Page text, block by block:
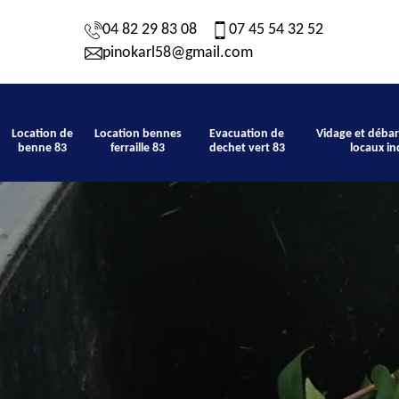
04 82 29 83 08
07 45 54 32 52
pinokarl58@gmail.com
Location de
benne 83
Location bennes
ferraille 83
Evacuation de
dechet vert 83
Vidage et
locaux